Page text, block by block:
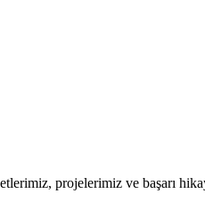
projelerimiz ve başarı